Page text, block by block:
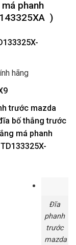
phanh
)
hãng
trước mazda
bố thắng trước
má phanh
Đĩa
phanh
trước
mazda